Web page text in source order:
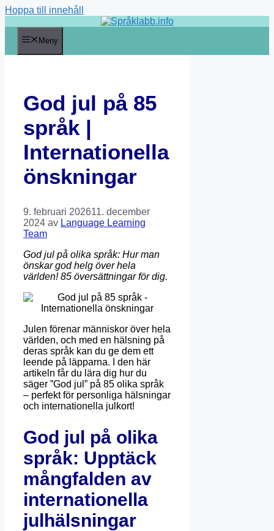
Hoppa till innehåll
Meny
God jul på 85
språk |
Internationella
önskningar
9. februari 202611. december
2024 av Language Learning
Team
God jul på olika språk: Hur man
önskar god helg över hela
världen! 85 översättningar för dig.
Julen förenar människor över hela
världen, och med en hälsning på
deras språk kan du ge dem ett
leende på läpparna.
den här
artikeln får du lära dig hur du
säger ”God jul ” på 85 olika språk
– perfekt för personliga hälsningar
och internationella julkort!
God jul på olika
språk: Upptäck
mångfalden av
internationella
julhälsningar